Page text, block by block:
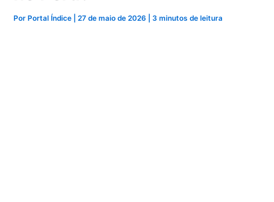
PorPortal Índice |27 de maio de 2026 |3 minutos de leitura